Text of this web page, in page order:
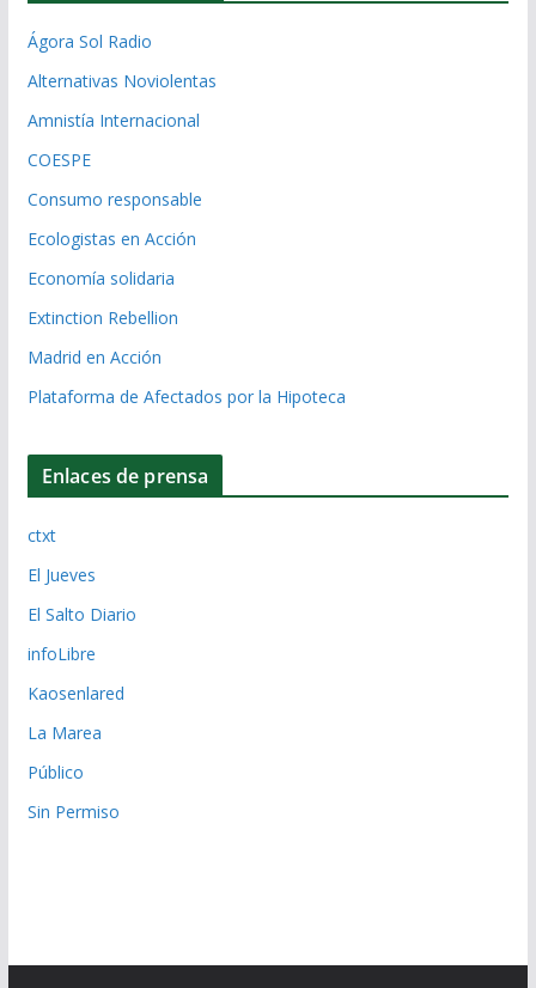
Ágora Sol Radio
Alternativas Noviolentas
Amnistía Internacional
COESPE
Consumo responsable
Ecologistas en Acción
Economía solidaria
Extinction Rebellion
Madrid en Acción
Plataforma de Afectados por la Hipoteca
Enlaces de prensa
ctxt
El Jueves
El Salto Diario
infoLibre
Kaosenlared
La Marea
Público
Sin Permiso